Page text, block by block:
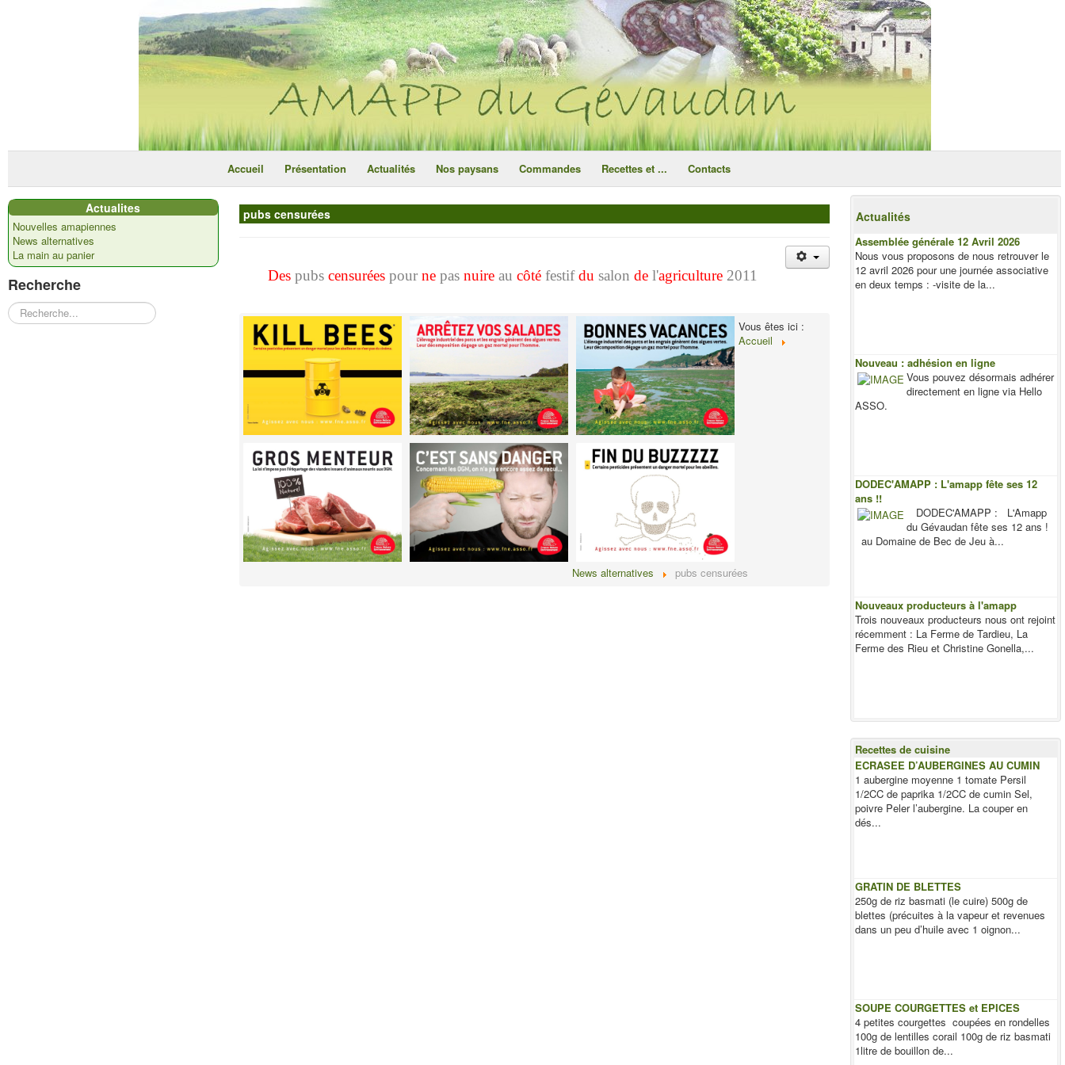
ce site utilise des cookies
Accueil Présentation Actualités Nos paysans Commandes Recettes et ... Contacts
Actualites
Nouvelles amapiennes
News alternatives
La main au panier
Recherche
Rechercher
pubs censurées
Des pubscensurées pourne pasnuire au côté festifdu salon de l'agriculture 2011
Vous êtes ici :
Accueil
News alternatives pubs censurées
Actualités
Assemblée générale 12 Avril 2026
Nous vous proposons de nous retrouver le
12 avril 2026 pour une journée associative
en deux temps : -visite de la...
Nouveau : adhésion en ligne
Vous pouvez désormais adhérer
directement en ligne via Hello
ASSO.
DODEC'AMAPP : L'amapp fête ses 12
ans !!
DODEC'AMAPP : L'Amapp
du Gévaudan fête ses 12 ans !
au Domaine de Bec de Jeu à...
Nouveaux producteurs à l'amapp
Trois nouveaux producteurs nous ont rejoint
récemment : La Ferme de Tardieu, La
Ferme des Rieu et Christine Gonella,...
Recettes de cuisine
ECRASEE D’AUBERGINES AU CUMIN
1 aubergine moyenne 1 tomate Persil
1/2CC de paprika 1/2CC de cumin Sel,
poivre Peler l’aubergine. La couper en
dés...
GRATIN DE BLETTES
250g de riz basmati (le cuire) 500g de
blettes (précuites à la vapeur et revenues
dans un peu d’huile avec 1 oignon...
SOUPE COURGETTES et EPICES
4 petites courgettes coupées en rondelles
100g de lentilles corail 100g de riz basmati
1litre de bouillon de...